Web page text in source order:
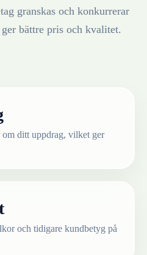
granskas och konkurrerar
bättre pris och kvalitet.
ditt uppdrag, vilket ger
och tidigare kundbetyg på